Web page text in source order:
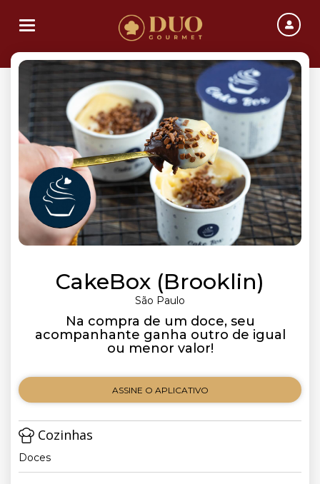
Toggle navigation
CakeBox (Brooklin)
São Paulo
Na compra de um doce, seu
acompanhante ganha outro de igual
ou menor valor!
ASSINE O APLICATIVO
Cozinhas
Doces